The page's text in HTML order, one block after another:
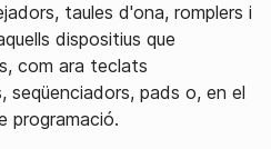
taules d'ona, romplers i
dispositius que
com ara teclats
seqüenciadors, pads o, en el
programació.